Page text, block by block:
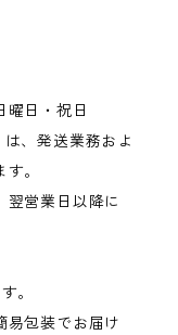
曜日・祝日
、発送業務およ
。
翌営業日以降に
。
易包装でお届け